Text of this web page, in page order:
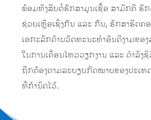
ພ້ອມທັງສືບຕໍ່ຮັກສາມູນເຊື້ອ ສາມັກຄີ ຮັກ
ຊ່ວຍເຫຼືອເຊິ່ງກັນ ແລະ ກັນ, ຮັກສາຮີດຄ
ເອກະລັກດ້ານວັດທະນະທຳອັນດີງາມຂອ
ໃນການເຄື່ອນໄຫວວຽກງານ ແລະ ດໍາລົງ
ຖືກຕ້ອງຕາມລະບຽບກົດໝາຍຂອງປະເທ
ທີ່ກໍານົດໄວ້.